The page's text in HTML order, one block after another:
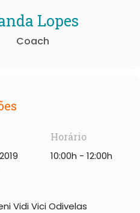
Lopes
Coach
Horário
10:00h - 12:00h
Vidi Vici Odivelas